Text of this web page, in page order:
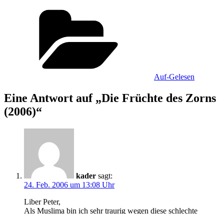
Auf-Gelesen
Eine Antwort auf „Die Früchte des Zorns
(2006)“
kader sagt:
24. Feb. 2006 um 13:08 Uhr
Liber Peter,
Als Muslima bin ich sehr traurig wegen diese schlechte